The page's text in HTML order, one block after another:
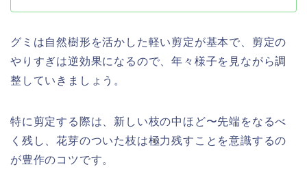
グミは自然樹形を活かした軽い剪定が基本で、剪定の
やりすぎは逆効果になるので、年々様子を見ながら調
整していきましょう。
特に剪定する際は、新しい枝の中ほど〜先端をなるべ
く残し、花芽のついた枝は極力残すことを意識するの
が豊作のコツです。